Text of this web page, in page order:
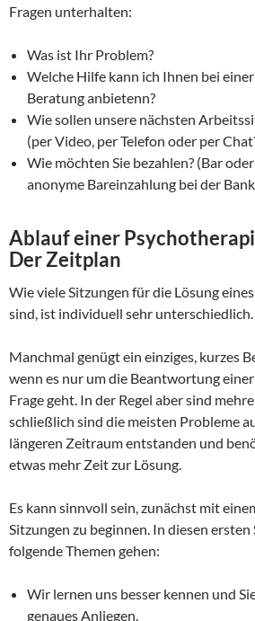
Fragen unterhalten:
Was ist Ihr Problem?
Welche Hilfe kann ich Ihnen bei
Beratung anbietenn?
Wie sollen unsere nächsten
(per Video, per Telefon oder per
Wie möchten Sie bezahlen? (Bar
anonyme Bareinzahlung bei der
Ablauf einer
Der Zeitplan
Wie viele Sitzungen für die Lösung
sind, ist individuell sehr unterschiedlich.
Manchmal genügt ein einziges, kurzes
wenn es nur um die Beantwortung
Frage geht. In der Regel aber sind
schließlich sind die meisten Probleme
längeren Zeitraum entstanden und
etwas mehr Zeit zur Lösung.
Es kann sinnvoll sein, zunächst mit
Sitzungen zu beginnen. In diesen
folgende Themen gehen:
Wir lernen uns besser kennen und
genaues Anliegen.